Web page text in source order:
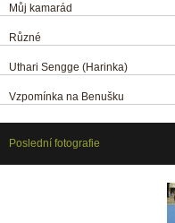
Můj kamarád
Různé
Uthari Sengge (Harinka)
Vzpomínka na Benušku
Poslední fotografie